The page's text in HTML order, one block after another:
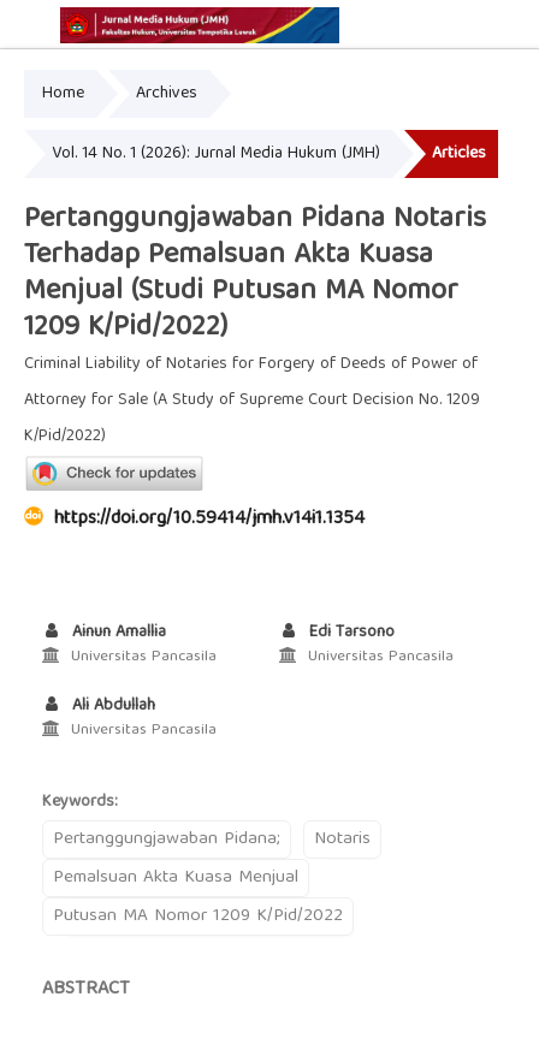
Print ISSN: 2337-5302
Home Archives
Vol. 14 No. 1 (2026): Jurnal Media Hukum (JMH) Articles
Pertanggungjawaban Pidana Notaris
Terhadap Pemalsuan Akta Kuasa
Menjual (Studi Putusan MA Nomor
1209 K/Pid/2022)
Criminal Liability of Notaries for Forgery of Deeds of Power of
Attorney for Sale (A Study of Supreme Court Decision No. 1209
K/Pid/2022)
https://doi.org/10.59414/jmh.v14i1.1354
Ainun Amallia
Universitas Pancasila
Edi Tarsono
Universitas Pancasila
Ali Abdullah
Universitas Pancasila
Keywords:
Pertanggungjawaban Pidana;
Notaris
Pemalsuan Akta Kuasa Menjual
Putusan MA Nomor 1209 K/Pid/2022
ABSTRACT